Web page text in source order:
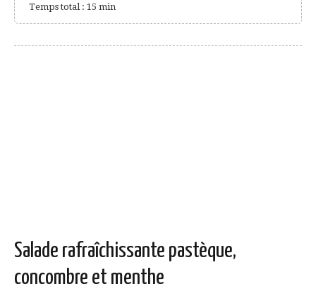
Temps total : 15 min
Salade rafraîchissante pastèque,
concombre et menthe